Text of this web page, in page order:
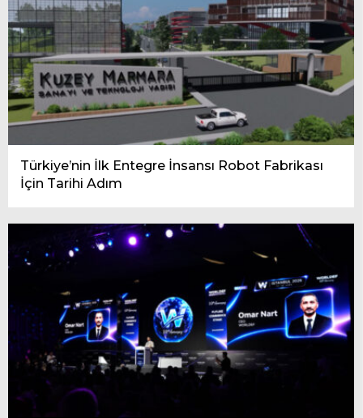
Türkiye’nin İlk Entegre İnsansı Robot Fabrikası
İçin Tarihi Adım